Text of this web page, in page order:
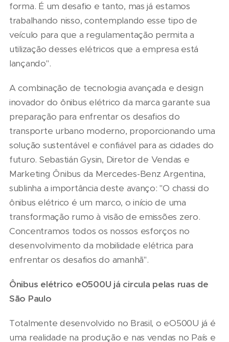
forma. É um desafio e tanto, mas já estamos
trabalhando nisso, contemplando esse tipo de
veículo para que a regulamentação permita a
utilização desses elétricos que a empresa está
lançando".
A combinação de tecnologia avançada e design
inovador do ônibus elétrico da marca garante sua
preparação para enfrentar os desafios do
transporte urbano moderno, proporcionando uma
solução sustentável e confiável para as cidades do
futuro. Sebastián Gysin, Diretor de Vendas e
Marketing Ônibus da Mercedes-Benz Argentina,
sublinha a importância deste avanço: "O chassi do
ônibus elétrico é um marco, o início de uma
transformação rumo à visão de emissões zero.
Concentramos todos os nossos esforços no
desenvolvimento da mobilidade elétrica para
enfrentar os desafios do amanhã".
Ônibus elétrico eO500U já circula pelas ruas de
São Paulo
Totalmente desenvolvido no Brasil, o eO500U já é
uma realidade na produção e nas vendas no País e